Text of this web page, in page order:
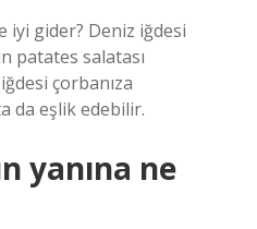
iyi gider? Deniz iğdesi
patates salatası
çorbanıza
da eşlik edebilir.
yanına ne